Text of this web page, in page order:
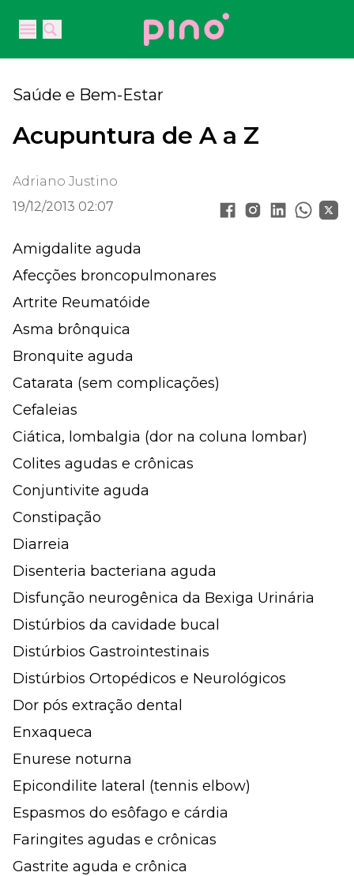
Open main menu
Open main menu
Your Company
Saúde e Bem-Estar
Acupuntura de A a Z
Adriano Justino
19/12/2013 02:07
Amigdalite aguda
Afecções broncopulmonares
Artrite Reumatóide
Asma brônquica
Bronquite aguda
Catarata (sem complicações)
Cefaleias
Ciática, lombalgia (dor na coluna lombar)
Colites agudas e crônicas
Conjuntivite aguda
Constipação
Diarreia
Disenteria bacteriana aguda
Disfunção neurogênica da Bexiga Urinária
Distúrbios da cavidade bucal
Distúrbios Gastrointestinais
Distúrbios Ortopédicos e Neurológicos
Dor pós extração dental
Enxaqueca
Enurese noturna
Epicondilite lateral (tennis elbow)
Espasmos do esôfago e cárdia
Faringites agudas e crônicas
Gastrite aguda e crônica